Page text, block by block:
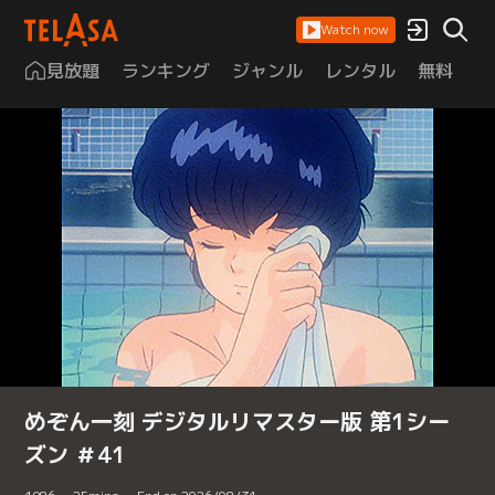
Watch now
見放題 ランキング ジャンル レンタル 無料
めぞん一刻 デジタルリマスター版 第1シー
ズン ＃41